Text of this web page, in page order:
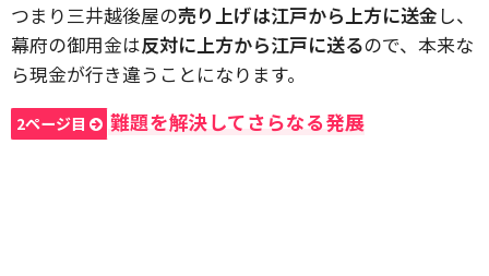
つまり三井越後屋の売り上げは江戸から上方に送金 し、
幕府の御用金は反対に上方から江戸に送るので、本来な
ら現金が行き違うことになります。
2ページ目 難題を解決してさらなる発展